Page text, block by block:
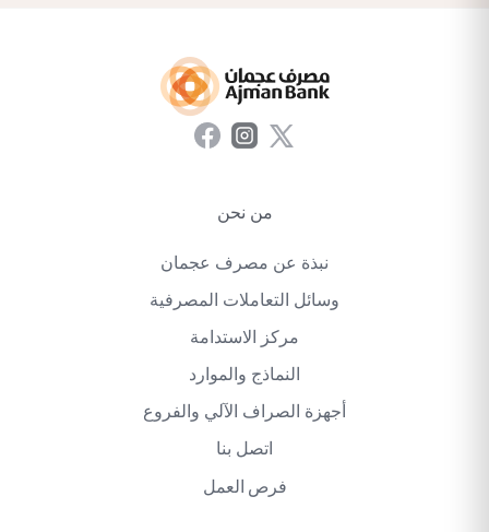
من نحن
نبذة عن مصرف عجمان
وسائل التعاملات المصرفية
مركز الاستدامة
النماذج والموارد
أجهزة الصراف الآلي والفروع
اتصل بنا
فرص العمل